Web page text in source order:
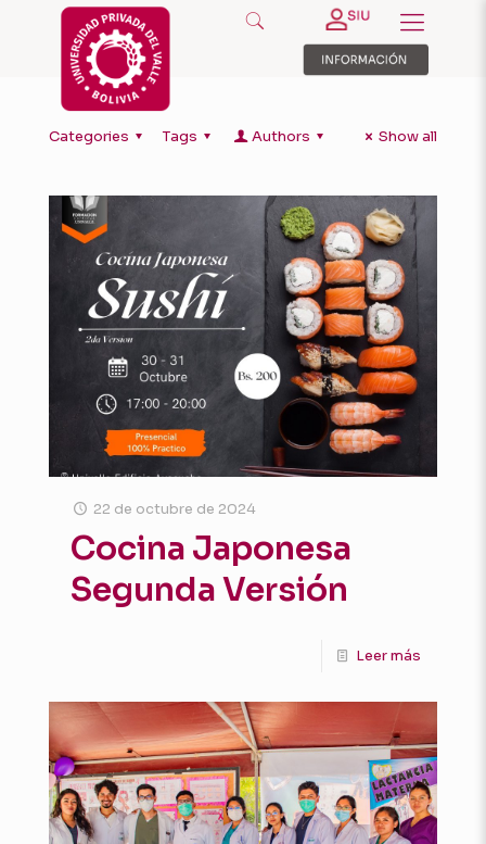
Categories Tags Authors Show all
22 de octubre de 2024
Cocina Japonesa
Segunda Versión
Leer más